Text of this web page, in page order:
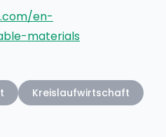
en-
materials
Kreislaufwirtschaft